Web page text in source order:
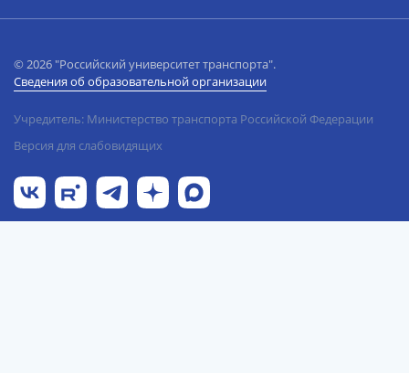
© 2026 "Российский университет транспорта".
Сведения об образовательной организации
Учредитель: Министерство транспорта Российской Федерации
Версия для слабовидящих